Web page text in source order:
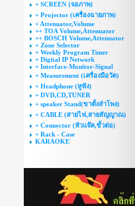
+ SCREEN (จอภาพ)
+ Projector (เครื่องฉายภาพ)
+ Attenuator,Volume
++ TOA Volume,Attenuator
++ BOSCH Volume,Attenuator
+ Zone Selector
+ Weekly Program Timer
+ Digital IP Network
+ Interface-Monitor-Signal
+ Measurement (เครื่องมือวัด)
+ Headphone (หูฟัง)
+ DVD,CD,TUNER
+ speaker Stand(ขาตั้งลำโพง)
+ CABLE (สายไฟ,สายสัญญาณ)
+ Connector (หัวแจ๊ค,ขั้วต่อ)
+ Rack - Case
KARAOKE